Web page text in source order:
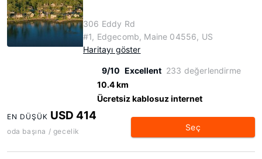
306 Eddy Rd
#1, Edgecomb, Maine 04556, US
Haritayı göster
9/10 Excellent 233 değerlendirme
10.4 km
Ücretsiz kablosuz internet
EN DÜŞÜK USD 414
oda başına / gecelik Seç